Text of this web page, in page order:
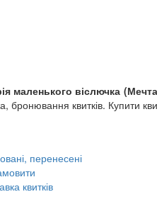
маленького віслючка
квитків. Купити
перенесені
квитків